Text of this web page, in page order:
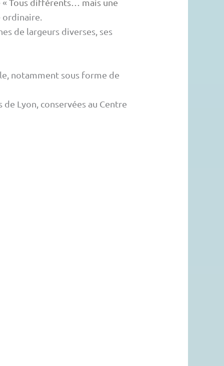
«Tous différents… mais une
de largeurs diverses, ses
notamment sous forme de
Lyon, conservées au Centre